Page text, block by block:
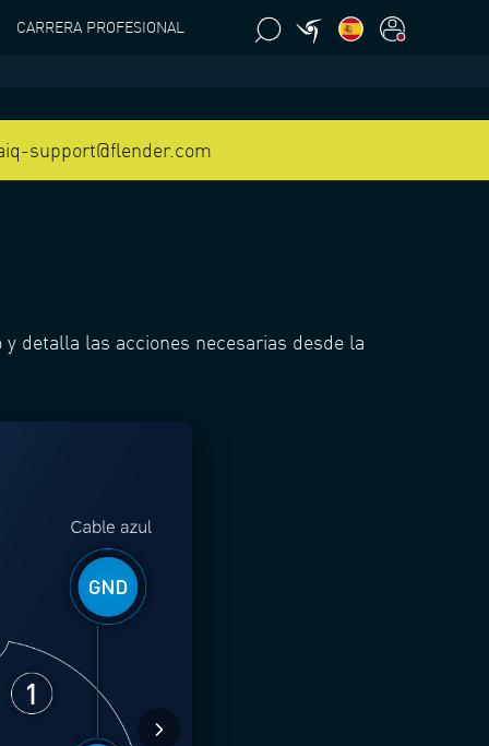
CARRERA PROFESIONAL
support@flender.com
detalla las acciones necesarias desde la